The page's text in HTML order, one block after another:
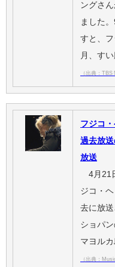
ングさ
ました
すと、
月、す
（出典：
フジコ
過去放
放送
4月21
ジコ・
去に放
ショパ
マヨル
（出典：